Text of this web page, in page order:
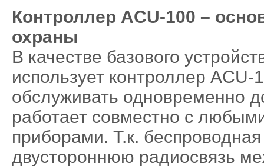
Контроллер ACU-100 –
охраны
В качестве базового
использует контроллер
обслуживать одновременно
работает совместно с
приборами. Т.к.
двустороннюю радиосвязь